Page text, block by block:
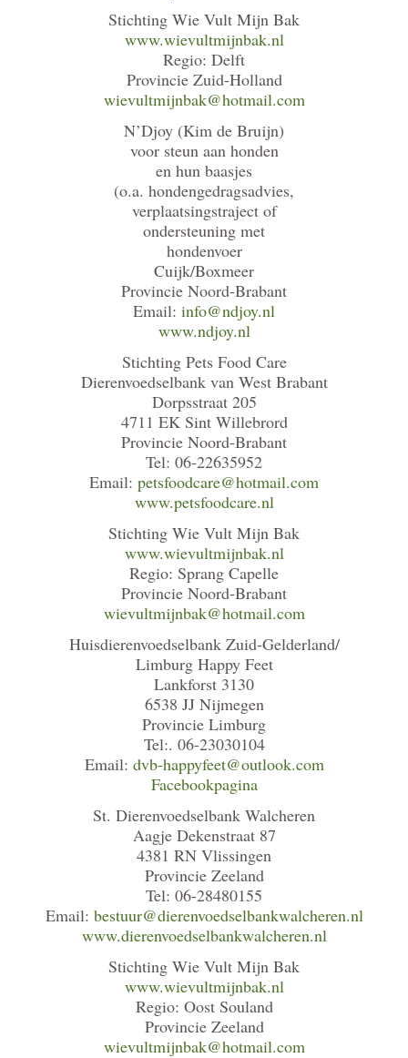
Stichting Wie Vult Mijn Bak
www.wievultmijnbak.nl
Regio: Delft
Provincie Zuid-Holland
wievultmijnbak@hotmail.com
N’Djoy (Kim de Bruijn)
voor steun aan honden
en hun baasjes
(o.a. hondengedragsadvies,
verplaatsingstraject of
ondersteuning met
hondenvoer
Cuijk/Boxmeer
Provincie Noord-Brabant
Email: info@ndjoy.nl
www.ndjoy.nl
Stichting Pets Food Care
Dierenvoedselbank van West Brabant
Dorpsstraat 205
4711 EK Sint Willebrord
Provincie Noord-Brabant
Tel: 06-22635952
Email: petsfoodcare@hotmail.com
www.petsfoodcare.nl
Stichting Wie Vult Mijn Bak
www.wievultmijnbak.nl
Regio: Sprang Capelle
Provincie Noord-Brabant
wievultmijnbak@hotmail.com
Huisdierenvoedselbank Zuid-Gelderland/
Limburg Happy Feet
Lankforst 3130
6538 JJ Nijmegen
Provincie Limburg
Tel:. 06-23030104
Email: dvb-happyfeet@outlook.com
Facebookpagina
St. Dierenvoedselbank Walcheren
Aagje Dekenstraat 87
4381 RN Vlissingen
Provincie Zeeland
Tel: 06-28480155
Email: bestuur@dierenvoedselbankwalcheren.nl
www.dierenvoedselbankwalcheren.nl
Stichting Wie Vult Mijn Bak
www.wievultmijnbak.nl
Regio: Oost Souland
Provincie Zeeland
wievultmijnbak@hotmail.com